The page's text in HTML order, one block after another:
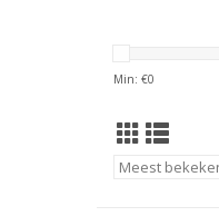
Min: €0